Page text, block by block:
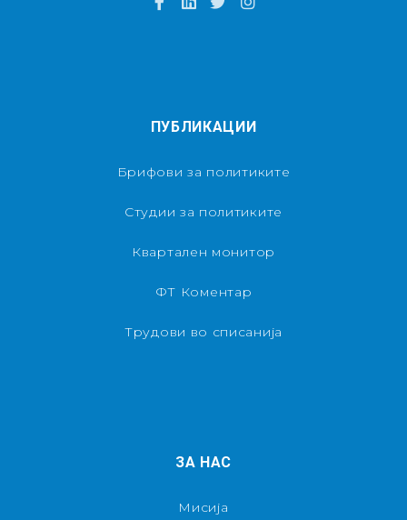
ПУБЛИКАЦИИ
Брифови за политиките
Студии за политиките
Квартален монитор
ФТ Коментар
Трудови во списанија
ЗА НАС
Мисија